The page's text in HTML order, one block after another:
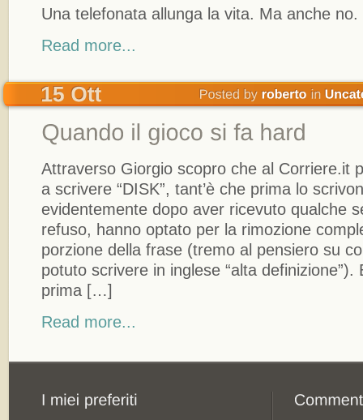
Una telefonata allunga la vita. Ma anche no.
Read more...
Attraverso Giorgio scopro che al Corriere.it
a scrivere “DISK”, tant’è che prima lo
evidentemente dopo aver ricevuto qualche
refuso, hanno optato per la rimozione
porzione della frase (tremo al pensiero su
potuto scrivere in inglese “alta definizione”).
prima […]
Read more...